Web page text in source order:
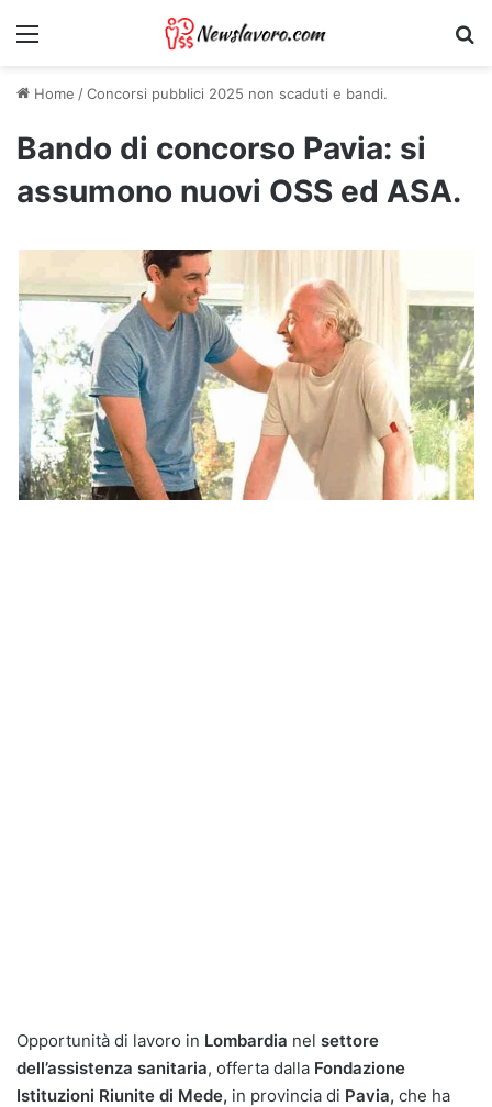
Menu
Home /Concorsi pubblici 2025 non scaduti e bandi.
Bando di concorso Pavia: si
assumono nuovi OSS ed ASA.
Opportunità di lavoro in Lombardia nel settore
dell’assistenza sanitaria, offerta dalla Fondazione
Istituzioni Riunite di Mede, in provincia di Pavia, che ha